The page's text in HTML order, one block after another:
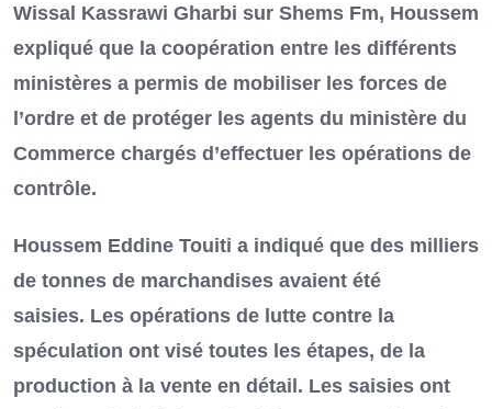
Wissal Kassrawi Gharbi sur Shems Fm, Houssem
expliqué que la coopération entre les différents
ministères a permis de mobiliser les forces de
l’ordre et de protéger les agents du ministère du
Commerce chargés d’effectuer les opérations de
contrôle.
Houssem Eddine Touiti a indiqué que des milliers
de tonnes de marchandises avaient été
saisies. Les opérations de lutte contre la
spéculation ont visé toutes les étapes, de la
production à la vente en détail. Les saisies ont